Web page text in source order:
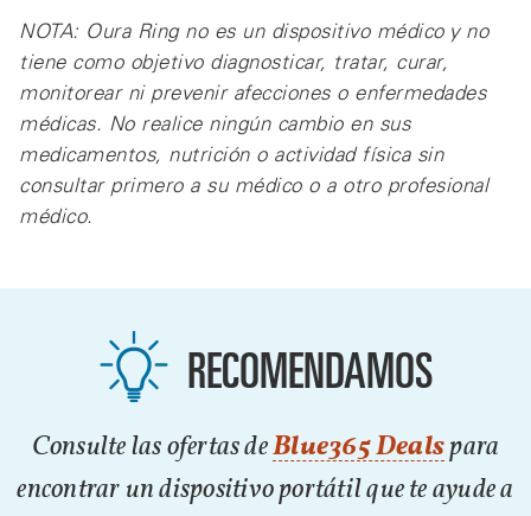
NOTA: Oura Ring no es un dispositivo médico y no
tiene como objetivo diagnosticar, tratar, curar,
monitorear ni prevenir afecciones o enfermedades
médicas. No realice ningún cambio en sus
medicamentos, nutrición o actividad física sin
consultar primero a su médico o a otro profesional
médico.
RECOMENDAMOS
Consulte las ofertas deBlue365 Deals para
encontrar un dispositivo portátil que te ayude a